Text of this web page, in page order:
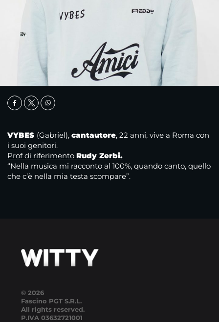
VYBES (Gabriel), cantautore, 22 anni, vive a Roma con
i suoi genitori.
Prof di riferimento Rudy Zerbi.
“Nella musica mi racconto al 100%, quando canto, quello
che c’è nella mia testa scompare”.
© 2026
Fascino PGT S.R.L.
All rights reserved.
P.IVA 03632721001